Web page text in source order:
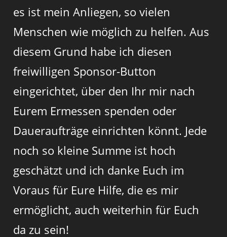
es ist mein Anliegen, so vielen
Menschen wie möglich zu helfen. Aus
diesem Grund habe ich diesen
freiwilligen Sponsor-Button
eingerichtet, über den Ihr mir nach
Eurem Ermessen spenden oder
Daueraufträge einrichten könnt. Jede
noch so kleine Summe ist hoch
geschätzt und ich danke Euch im
Voraus für Eure Hilfe, die es mir
ermöglicht, auch weiterhin für Euch
da zu sein!